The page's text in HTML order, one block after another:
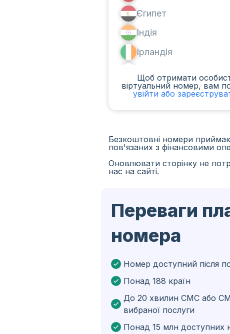
Єгипет
Індія
Ірландія
Аргентина
Ірак
Іспанія
Алжир
Чехія
Гвінея
Ефіопія
Бразілія
Щоб отримати
віртуальний номер, вам
увійти або
Безкоштовні номери
пов'язаних з фінансовими
Оновлювати сторінку не
нас на сайті.
Переваги
номера
Номер доступний після
Понад 188 країн
До 20 хвилин СМС або
вибраної послуги
Понад 15 млн доступних